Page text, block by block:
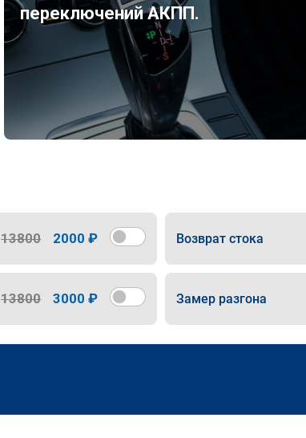
переключений АКПП.
13800 2000 ₽ Возврат стока
13800 3000 ₽ Замер разгона